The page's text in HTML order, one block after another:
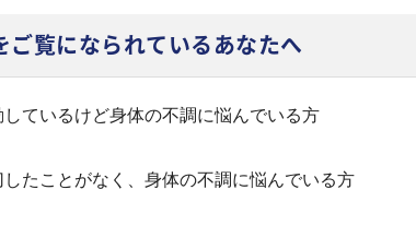
ご覧になられているあなたへ
ているけど身体の不調に悩んでいる方
たことがなく、 身体の不調に悩んでいる方